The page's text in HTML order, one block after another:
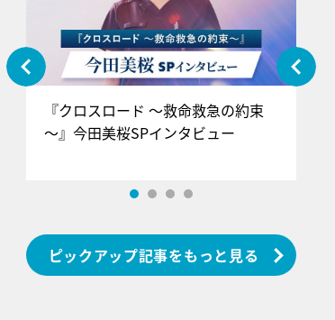
『クロスロード ～救命救急の約束
～』今田美桜SPインタビュー
ピックアップ記事をもっと見る